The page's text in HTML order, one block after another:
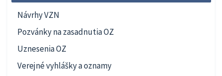
Návrhy VZN
Pozvánky na zasadnutia OZ
Uznesenia OZ
Verejné vyhlášky a oznamy